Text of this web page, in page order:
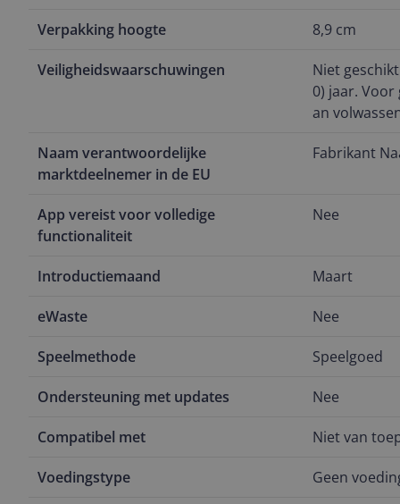
Verpakking hoogte 8,9 cm
Veiligheidswaarschuwingen
Niet
0) jaar.
an
Naam verantwoordelijke
marktdeelnemer in de EU
Fabrikant
App vereist voor volledige
functionaliteit
Nee
Introductiemaand Maart
eWaste Nee
Speelmethode Speelgoed
Ondersteuning met updates Nee
Compatibel met Niet van
Voedingstype Geen